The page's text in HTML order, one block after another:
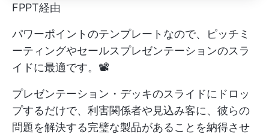
FPPT経由
パワーポイントのテンプレートなので、ピッチミ
ーティングやセールスプレゼンテーションのスラ
イドに最適です。📽️
プレゼンテーション・デッキのスライドにドロッ
プするだけで、利害関係者や見込み客に、彼らの
問題を解決する完璧な製品があることを納得させ